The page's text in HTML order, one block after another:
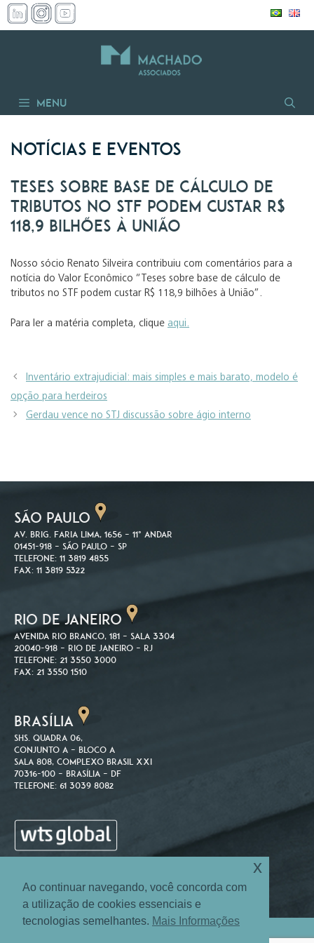
Pular
para
Menu
Notícias e Eventos
Teses sobre base de cálculo de
tributos no STF podem custar R$
118,9 bilhões à União
Nosso sócio Renato Silveira contribuiu com comentários para a
notícia do Valor Econômico “Teses sobre base de cálculo de
tributos no STF podem custar R$ 118,9 bilhões à União”.
Para ler a matéria completa, clique aqui.
Inventário extrajudicial: mais simples e mais barato, modelo é
opção para herdeiros
Gerdau vence no STJ discussão sobre ágio interno
SÃO PAULO
Av. Brig. Faria Lima, 1656 – 11º andar
01451-918 – São Paulo – SP
Telefone: 11 3819 4855
Fax: 11 3819 5322
RIO DE JANEIRO
Avenida Rio Branco, 181 – Sala 3304
20040-918 – Rio de Janeiro – RJ
Telefone: 21 3550 3000
Fax: 21 3550 1510
BRASÍLIA
SHS. Quadra 06,
Conjunto A – Bloco A
Sala 808, Complexo Brasil XXI
70316-100 – Brasília – DF
Telefone: 61 3039 8082
Ao continuar navegando, você concorda com
a utilização de cookies essenciais e
tecnologias semelhantes. Mais Informações
x